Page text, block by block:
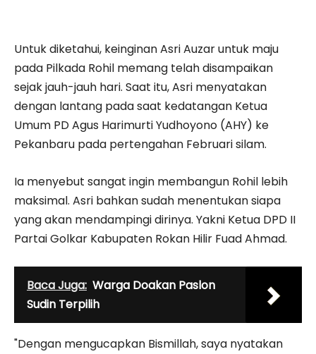
Untuk diketahui, keinginan Asri Auzar untuk maju
pada Pilkada Rohil memang telah disampaikan
sejak jauh-jauh hari. Saat itu, Asri menyatakan
dengan lantang pada saat kedatangan Ketua
Umum PD Agus Harimurti Yudhoyono (AHY) ke
Pekanbaru pada pertengahan Februari silam.
Ia menyebut sangat ingin membangun Rohil lebih
maksimal. Asri bahkan sudah menentukan siapa
yang akan mendampingi dirinya. Yakni Ketua DPD II
Partai Golkar Kabupaten Rokan Hilir Fuad Ahmad.
Baca Juga: Warga Doakan Paslon
Sudin Terpilih
"Dengan mengucapkan Bismillah, saya nyatakan